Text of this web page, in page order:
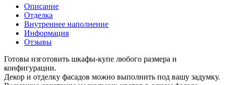
Описание
Отделка
Внутреннее наполнение
Информация
Отзывы
Готовы изготовить шкафы-купе любого размера и
конфигурации.
Декор и отделку фасадов можно выполнить под вашу задумку.